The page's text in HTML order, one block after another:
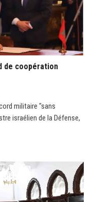
de coopération
militaire "sans
israélien de la Défense,